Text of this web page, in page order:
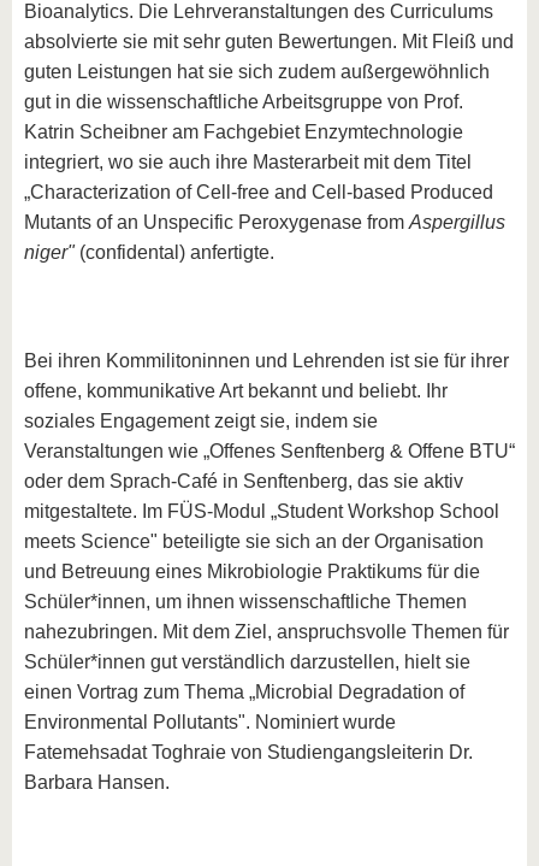
Bioanalytics. Die Lehrveranstaltungen des Curriculums
absolvierte sie mit sehr guten Bewertungen. Mit Fleiß und
guten Leistungen hat sie sich zudem außergewöhnlich
gut in die wissenschaftliche Arbeitsgruppe von Prof.
Katrin Scheibner am Fachgebiet Enzymtechnologie
integriert, wo sie auch ihre Masterarbeit mit dem Titel
„Characterization of Cell-free and Cell-based Produced
Mutants of an Unspecific Peroxygenase from Aspergillus
niger" (confidental) anfertigte.
Bei ihren Kommilitoninnen und Lehrenden ist sie für ihrer
offene, kommunikative Art bekannt und beliebt. Ihr
soziales Engagement zeigt sie, indem sie
Veranstaltungen wie „Offenes Senftenberg & Offene BTU“
oder dem Sprach-Café in Senftenberg, das sie aktiv
mitgestaltete. Im FÜS-Modul „Student Workshop School
meets Science" beteiligte sie sich an der Organisation
und Betreuung eines Mikrobiologie Praktikums für die
Schüler*innen, um ihnen wissenschaftliche Themen
nahezubringen. Mit dem Ziel, anspruchsvolle Themen für
Schüler*innen gut verständlich darzustellen, hielt sie
einen Vortrag zum Thema „Microbial Degradation of
Environmental Pollutants". Nominiert wurde
Fatemehsadat Toghraie von Studiengangsleiterin Dr.
Barbara Hansen.